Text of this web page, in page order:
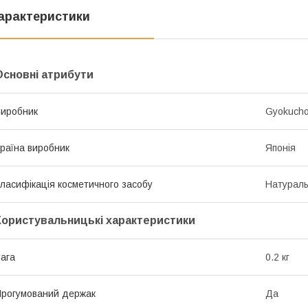
атрибути
Gyokucho
виробник Японія
косметичного засобу
характеристики
0.2 кг
держак Да